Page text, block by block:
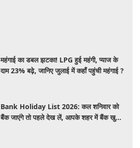
महंगाई का डबल झटका! LPG हुई महंगी, प्याज के
दाम 23% बढ़े, जानिए जुलाई में कहाँ पहुंची महंगाई ?
Bank Holiday List 2026: कल शनिवार को
बैंक जाएंगे तो पहले देख लें, आपके शहर में बैंक खुले